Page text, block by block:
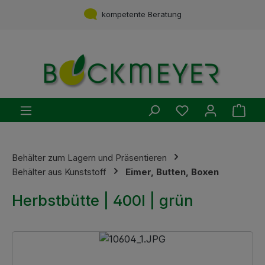
Zum Hauptinhalt springenkompetente Beratung
Service aus einer Hand
Du hast 0
Behälter zum Lagern und Präsentieren
Behälter aus Kunststoff
Eimer, Butten, Boxen
Herbstbütte | 400l | grün
Bildergalerie überspringen